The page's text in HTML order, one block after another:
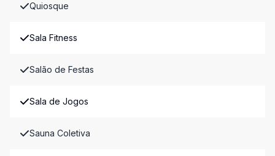
Quiosque
Sala Fitness
Salão de Festas
Sala de Jogos
Sauna Coletiva